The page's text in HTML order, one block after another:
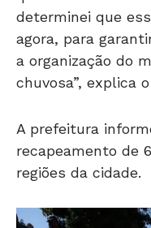
determinei que
agora, para
a organização do
chuvosa”, explica
A prefeitura
recapeamento de
regiões da cidade.